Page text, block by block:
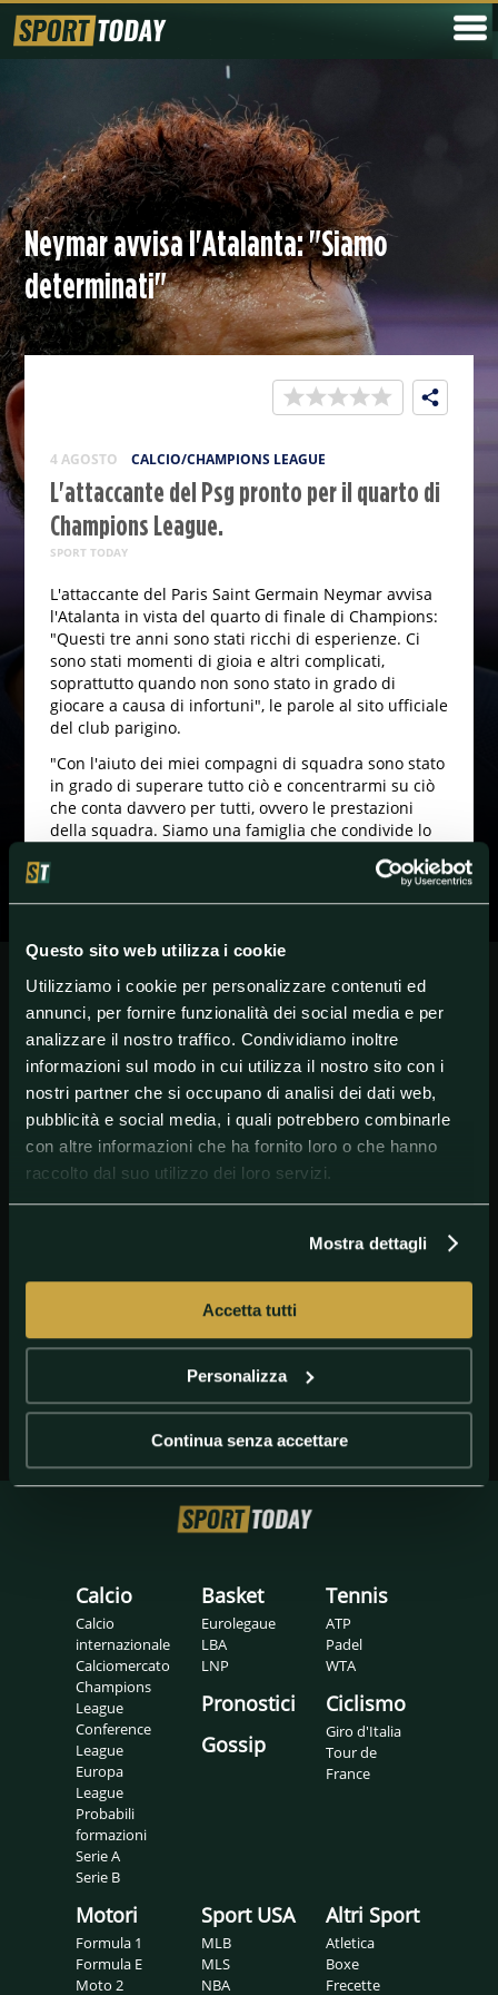
Questo sito web utilizza i cookie
Utilizziamo i cookie per personalizzare contenuti ed
annunci, per fornire funzionalità dei social media e per
analizzare il nostro traffico. Condividiamo inoltre
informazioni sul modo in cui utilizza il nostro sito con i
nostri partner che si occupano di analisi dei dati web,
pubblicità e social media, i quali potrebbero combinarle
con altre informazioni che ha fornito loro o che hanno
raccolto dal suo utilizzo dei loro servizi.
Mostra dettagli
Accetta tutti
Personalizza
Continua senza accettare
Neymar avvisa l'Atalanta: "Siamo
determinati"
4 AGOSTO CALCIO/CHAMPIONS LEAGUE
L'attaccante del Psg pronto per il quarto di
Champions League.
SPORT TODAY
L'attaccante del Paris Saint Germain Neymar avvisa
l'Atalanta in vista del quarto di finale di Champions:
"Questi tre anni sono stati ricchi di esperienze. Ci
sono stati momenti di gioia e altri complicati,
soprattutto quando non sono stato in grado di
giocare a causa di infortuni", le parole al sito ufficiale
del club parigino.
"Con l'aiuto dei miei compagni di squadra sono stato
in grado di superare tutto ciò e concentrarmi su ciò
che conta davvero per tutti, ovvero le prestazioni
della squadra. Siamo una famiglia che condivide lo
concludere questa stagione con la Champions
#ChampionsLeague #Europe #ParisSaint-Germain
Calcio
Calcio
internazionale
Calciomercato
Champions
League
Conference
League
Europa
League
Probabili
formazioni
Serie A
Serie B
Basket
Eurolegaue
LBA
LNP
Pronostici
Gossip
Tennis
ATP
Padel
WTA
Ciclismo
Giro d'Italia
Tour de
France
Motori
Formula 1
Formula E
Moto 2
Sport USA
MLB
MLS
NBA
Altri Sport
Atletica
Boxe
Frecette